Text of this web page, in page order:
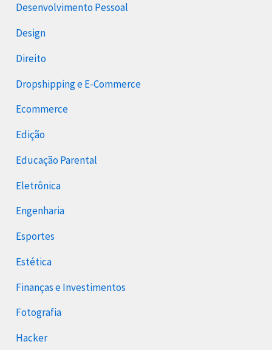
Desenvolvimento Pessoal
Design
Direito
Dropshipping e E-Commerce
Ecommerce
Edição
Educação Parental
Eletrônica
Engenharia
Esportes
Estética
Finanças e Investimentos
Fotografia
Hacker